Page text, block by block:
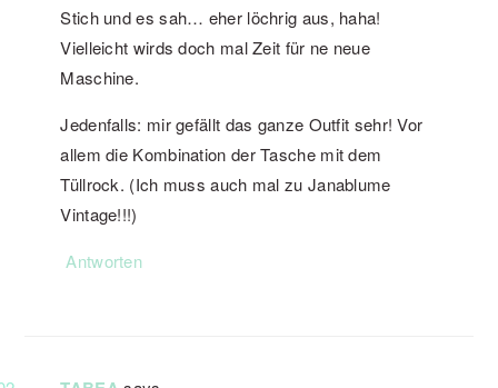
Stich und es sah… eher löchrig aus, haha!
Vielleicht wirds doch mal Zeit für ne neue
Maschine.
Jedenfalls: mir gefällt das ganze Outfit sehr! Vor
allem die Kombination der Tasche mit dem
Tüllrock. (Ich muss auch mal zu Janablume
Vintage!!!)
Antworten